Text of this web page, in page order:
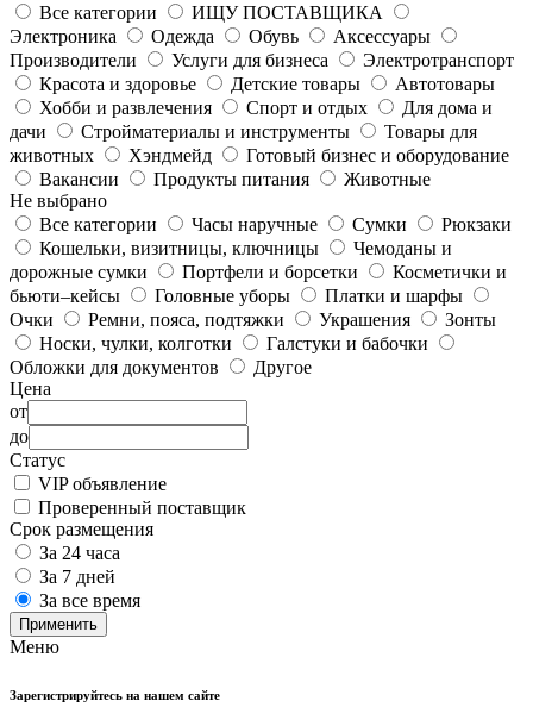
Все категории
ИЩУ ПОСТАВЩИКА
Электроника
Одежда Обувь
Аксессуары
Производители
Услуги для бизнеса
Электротранспорт
Красота и здоровье
Детские товары
Автотовары
Хобби и развлечения
Спорт и отдых
Для дома и
дачи
Стройматериалы и инструменты
Товары для
животных
Хэндмейд
Готовый бизнес и оборудование
Вакансии
Продукты питания
Животные
Не выбрано
Все категории
Часы наручные Сумки
Рюкзаки
Кошельки, визитницы, ключницы
Чемоданы и
дорожные сумки
Портфели и борсетки
Косметички и
бьюти–кейсы
Головные уборы
Платки и шарфы
Очки
Ремни, пояса, подтяжки Украшения
Зонты
Носки, чулки, колготки
Галстуки и бабочки
Обложки для документов
Другое
Цена
от
до
Статус
VIP объявление
Проверенный поставщик
Срок размещения
За 24 часа
За 7 дней
За все время
Применить
Меню
Зарегистрируйтесь на нашем сайте